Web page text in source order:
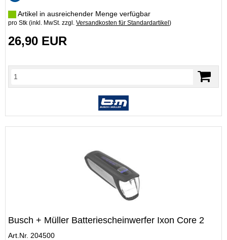
Artikel in ausreichender Menge verfügbar
pro Stk (inkl. MwSt. zzgl. Versandkosten für Standardartikel )
26,90 EUR
Busch + Müller Batteriescheinwerfer Ixon Core 2
Art.Nr. 204500